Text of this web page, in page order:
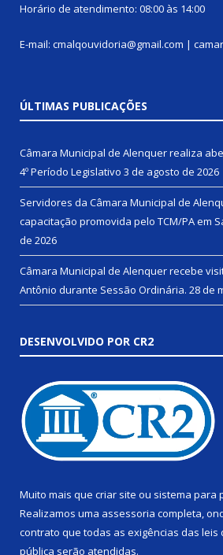
Horário de atendimento: 08:00 às 14:00
E-mail: cmalqouvidoria@gmail.com |
ÚLTIMAS PUBLICAÇÕES
Câmara Municipal de Alenquer realiza
4º Período Legislativo 3 de agosto de 2026
Servidores da Câmara Municipal de
capacitação promovida pelo TCM/PA em
de 2026
Câmara Municipal de Alenquer recebe
Antônio durante Sessão Ordinária. 28 de
DESENVOLVIDO POR CR2
Muito mais que criar site ou sistema para
Realizamos uma assessoria completa,
contrato que todas as exigências das leis
pública serão atendidas.